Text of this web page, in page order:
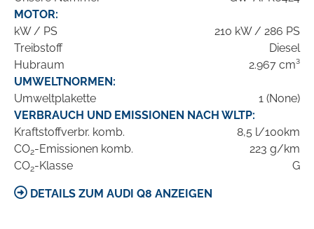
MOTOR:
kW / PS
210 kW / 286 PS
Treibstoff
Diesel
Hubraum
2.967 cm³
UMWELTNORMEN:
Umweltplakette
1 (None)
VERBRAUCH UND EMISSIONEN NACH WLTP:
Kraftstoffverbr. komb.
8,5 l/100km
CO2-Emissionen komb.
223 g/km
CO2-Klasse G
DETAILS ZUM AUDI Q8 ANZEIGEN